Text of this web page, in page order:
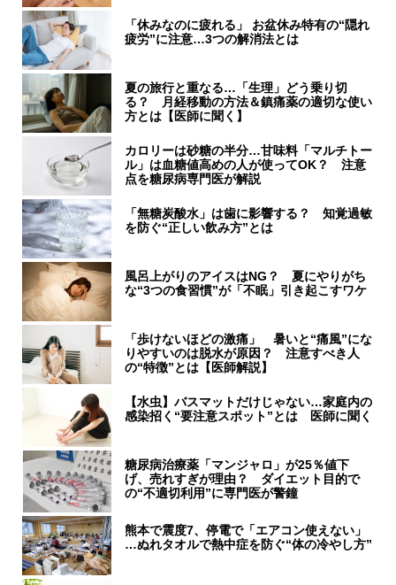
「休みなのに疲れる」 お盆休み特有の“隠れ
疲労”に注意…3つの解消法とは
夏の旅行と重なる…「生理」どう乗り切
る？ 月経移動の方法＆鎮痛薬の適切な使い
方とは【医師に聞く】
カロリーは砂糖の半分…甘味料「マルチトー
ル」は血糖値高めの人が使ってOK？ 注意
点を糖尿病専門医が解説
「無糖炭酸水」は歯に影響する？ 知覚過敏
を防ぐ“正しい飲み方”とは
風呂上がりのアイスはNG？ 夏にやりがち
な“3つの食習慣”が「不眠」引き起こすワケ
「歩けないほどの激痛」 暑いと“痛風”にな
りやすいのは脱水が原因？ 注意すべき人
の“特徴”とは【医師解説】
【水虫】バスマットだけじゃない…家庭内の
感染招く“要注意スポット”とは 医師に聞く
糖尿病治療薬「マンジャロ」が25％値下
げ、売れすぎが理由？ ダイエット目的で
の“不適切利用”に専門医が警鐘
熊本で震度7、停電で「エアコン使えない」
…ぬれタオルで熱中症を防ぐ“体の冷やし方”